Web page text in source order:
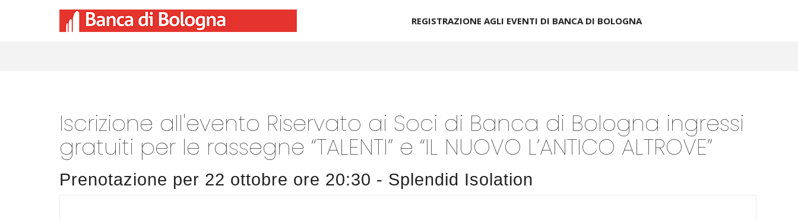
REGISTRAZIONE AGLI EVENTI DI BANCA DI BOLOGNA
Iscrizione all'evento Riservato ai Soci di Banca di Bologna ingressi
gratuiti per le rassegne “TALENTI” e “IL NUOVO L’ANTICO ALTROVE”
Prenotazione per 22 ottobre ore 20:30 - Splendid Isolation